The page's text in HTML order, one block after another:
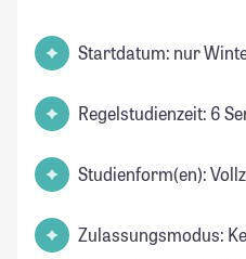
Startdatum: nur
Regelstudienzeit: 6
Studienform(en):
Zulassungsmodus: